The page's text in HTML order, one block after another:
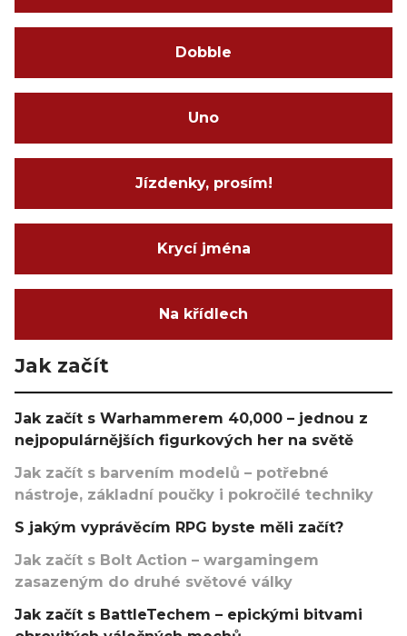
Dobble
Uno
Jízdenky, prosím!
Krycí jména
Na křídlech
Jak začít
Jak začít s Warhammerem 40,000 – jednou z
nejpopulárnějších figurkových her na světě
Jak začít s barvením modelů – potřebné
nástroje, základní poučky i pokročilé techniky
S jakým vyprávěcím RPG byste měli začít?
Jak začít s Bolt Action – wargamingem
zasazeným do druhé světové války
Jak začít s BattleTechem – epickými bitvami